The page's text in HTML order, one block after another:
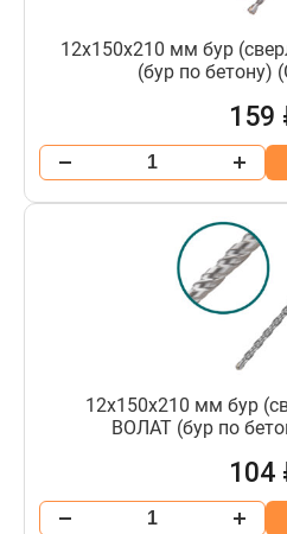
12х150х210 мм бур
(бур по бетону)
159
12х150х210 мм бур
ВОЛАТ (бур по
104